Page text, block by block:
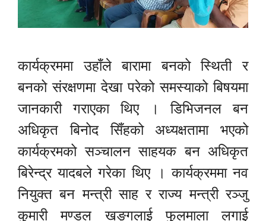
कार्यक्रममा उहाँले बारामा बनको स्थिती र
बनको संरक्षणमा देखा परेको समस्याको बिषयमा
जानकारी गराएका थिए । डिभिजनल बन
अधिकृत बिनोद सिँहको अध्यक्षतामा भएको
कार्यक्रमको सञ्चालन साहयक बन अधिकृत
बिरेन्द्र यादबले गरेका थिए । कार्यक्रममा नव
नियुक्त बन मन्त्री साह र राज्य मन्त्री रञ्जु
कुमारी मण्डल खङ्गलाई फुलमाला लगाई